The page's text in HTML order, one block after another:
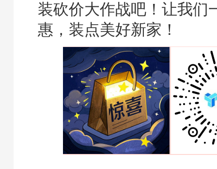
装砍价大作战吧！让我们
惠，装点美好新家！